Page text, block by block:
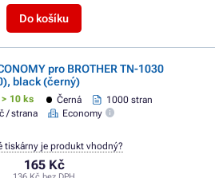
Do košíku
pro BROTHER TN-1030
black (černý)
10 ks Černá
1000 stran
/ strana
Economy
165 Kč
tiskárny je produkt vhodný?